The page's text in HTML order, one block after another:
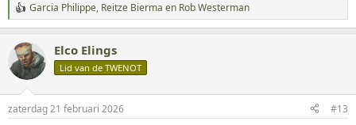
W
a
r
d
e
n
Garcia Philippe, Reitze Bierma en Rob Westerman
Elco Elings
Lid van de TWENOT
zaterdag 21 februari 2026 #13